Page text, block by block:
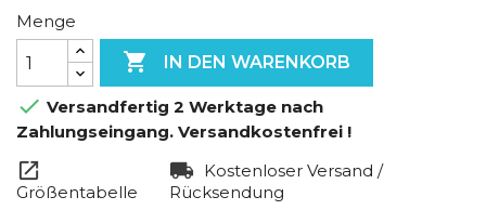
Menge
 IN DEN WARENKORB
 Versandfertig 2 Werktage nach
Zahlungseingang. Versandkostenfrei !
Größentabelle
Kostenloser Versand /
Rücksendung